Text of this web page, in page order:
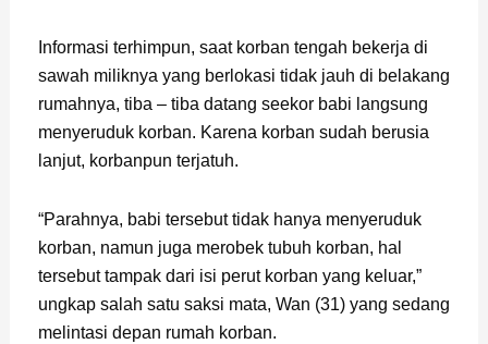
Informasi terhimpun, saat korban tengah bekerja di
sawah miliknya yang berlokasi tidak jauh di belakang
rumahnya, tiba – tiba datang seekor babi langsung
menyeruduk korban. Karena korban sudah berusia
lanjut, korbanpun terjatuh.
“Parahnya, babi tersebut tidak hanya menyeruduk
korban, namun juga merobek tubuh korban, hal
tersebut tampak dari isi perut korban yang keluar,”
ungkap salah satu saksi mata, Wan (31) yang sedang
melintasi depan rumah korban.